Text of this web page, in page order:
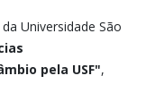
Universidade São
pela USF",